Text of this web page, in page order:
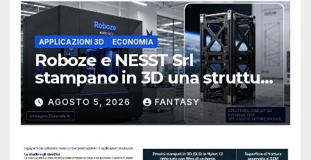
APPLICAZIONI 3D ECONOMIA
Roboze e NESST Srl
stampano in 3D una struttura
CubeSat 3U in Carbon PEEK
AGOSTO 5, 2026 FANTASY